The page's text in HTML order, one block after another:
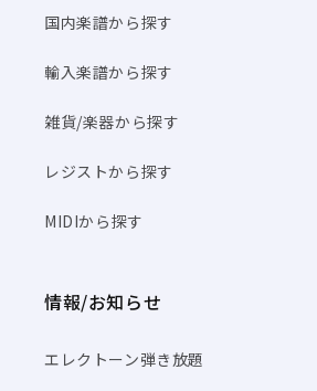
国内楽譜から探す
輸入楽譜から探す
雑貨/楽器から探す
レジストから探す
MIDIから探す
情報/お知らせ
エレクトーン弾き放題